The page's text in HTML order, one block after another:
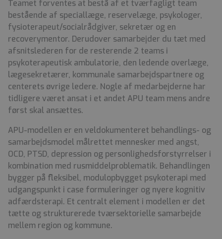
Teamet forventes at bestå af et tværfagligt team
bestående af speciallæge, reservelæge, psykologer,
fysioterapeut/socialrådgiver, sekretær og en
recoverymentor. Derudover samarbejder du tæt med
afsnitslederen for de resterende 2 teams i
psykoterapeutisk ambulatorie, den ledende overlæge,
lægesekretærer, kommunale samarbejdspartnere og
centerets øvrige ledere. Nogle af medarbejderne har
tidligere været ansat i et andet APU team mens andre
først skal ansættes.
APU-modellen er en veldokumenteret behandlings- og
samarbejdsmodel målrettet mennesker med angst,
OCD, PTSD, depression og personlighedsforstyrrelser i
kombination med rusmiddelproblematik. Behandlingen
bygger på fleksibel, modulopbygget psykoterapi med
udgangspunkt i case formuleringer og nyere kognitiv
adfærdsterapi. Et centralt element i modellen er det
tætte og strukturerede tværsektorielle samarbejde
mellem region og kommune.